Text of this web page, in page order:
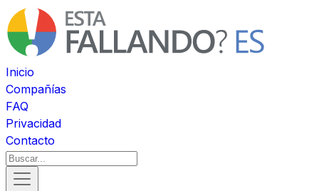
Inicio
Compañías
FAQ
Privacidad
Contacto